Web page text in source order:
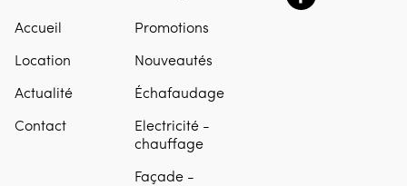
Accueil
Location
Actualité
Contact
Promotions
Nouveautés
Échafaudage
Electricité -
chauffage
Façade -